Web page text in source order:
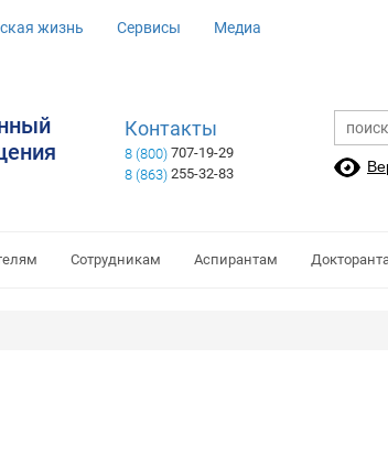
жизнь Сервисы Медиа
Контакты
8 (800) 707-19-29
8 (863) 255-32-83
Сотрудникам Аспирантам